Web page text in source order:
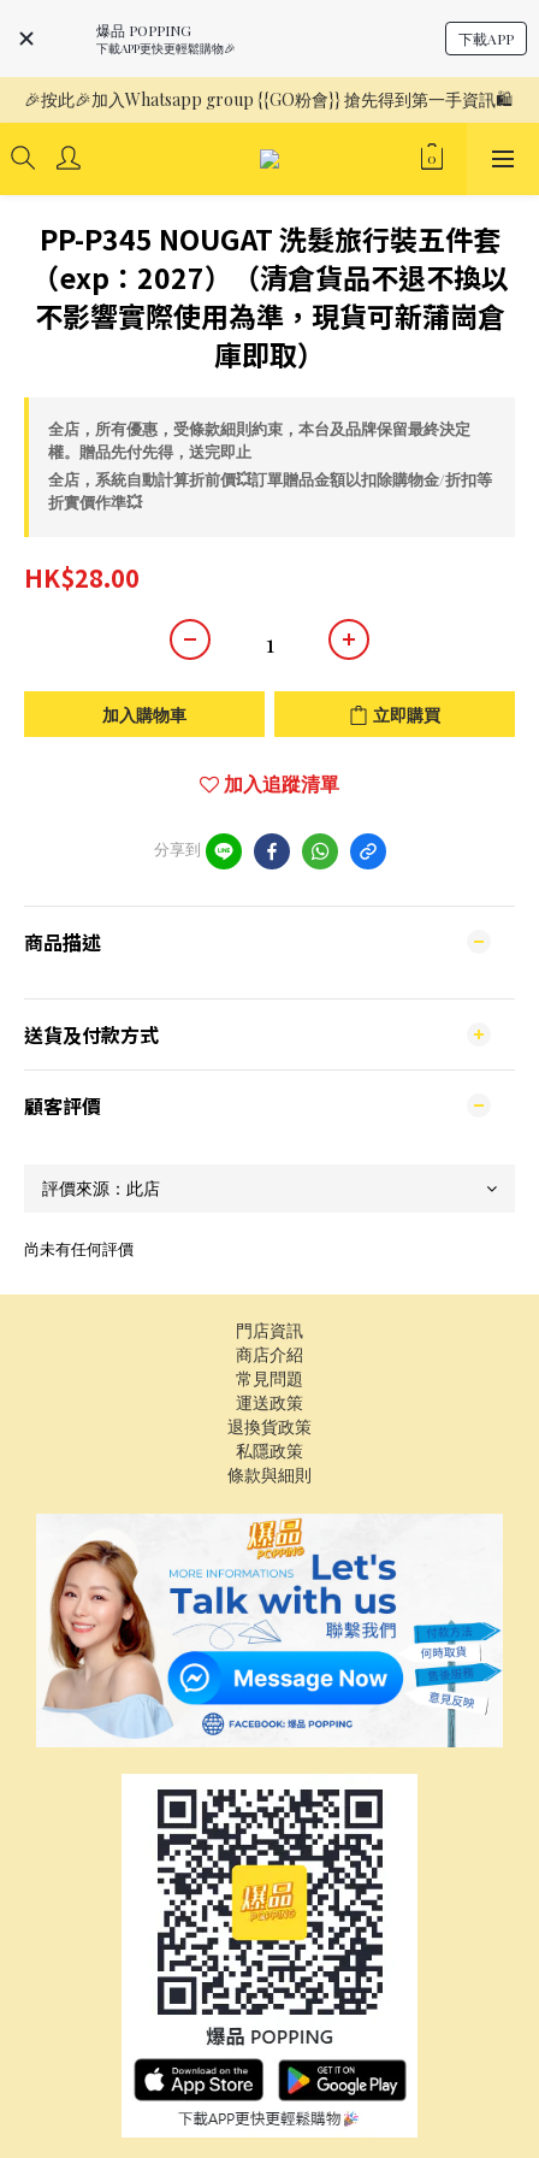
爆品 POPPING
下載APP更快更輕鬆購物🎉 下載APP
PP-P345 NOUGAT 洗髮旅行裝五件套
（exp：2027）（清倉貨品不退不換以
不影響實際使用為準，現貨可新蒲崗倉
庫即取）
全店，所有優惠，受條款細則約束，本台及品牌保留最終決定
權。贈品先付先得，送完即止
全店，系統自動計算折前價💥訂單贈品金額以扣除購物金/折扣等
折實價作準💥
HK$28.00
加入購物車 立即購買
加入追蹤清單
分享到
商品描述
送貨及付款方式
顧客評價
尚未有任何評價
門店資訊
商店介紹
常見問題
運送政策
退換貨政策
私隱政策
條款與細則